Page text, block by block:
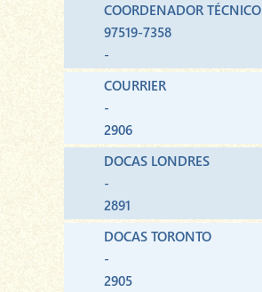
COORDENADOR TÉCNICO
97519-7358
-
COURRIER
-
2906
DOCAS LONDRES
-
2891
DOCAS TORONTO
-
2905